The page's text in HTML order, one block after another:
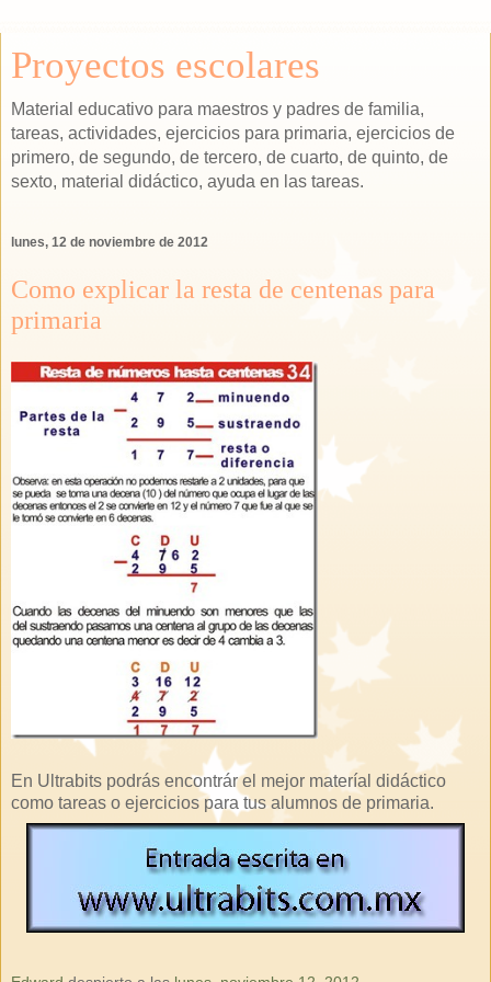
Proyectos escolares
Material educativo para maestros y padres de familia,
tareas, actividades, ejercicios para primaria, ejercicios de
primero, de segundo, de tercero, de cuarto, de quinto, de
sexto, material didáctico, ayuda en las tareas.
lunes, 12 de noviembre de 2012
Como explicar la resta de centenas para
primaria
En Ultrabits podrás encontrár el mejor materíal didáctico
como tareas o ejercicios para tus alumnos de primaria.